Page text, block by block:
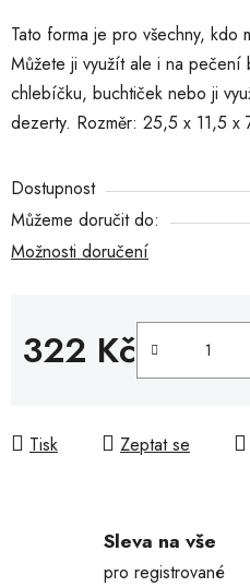
Tato forma je pro všechny, kdo
Můžete ji využít ale i na pečení
chlebíčku, buchtiček nebo ji
dezerty. Rozměr: 25,5 x 11,5 x
Dostupnost
Můžeme doručit do:
Možnosti doručení
322 Kč
Tisk Zeptat se
Sleva na vše
pro registrované